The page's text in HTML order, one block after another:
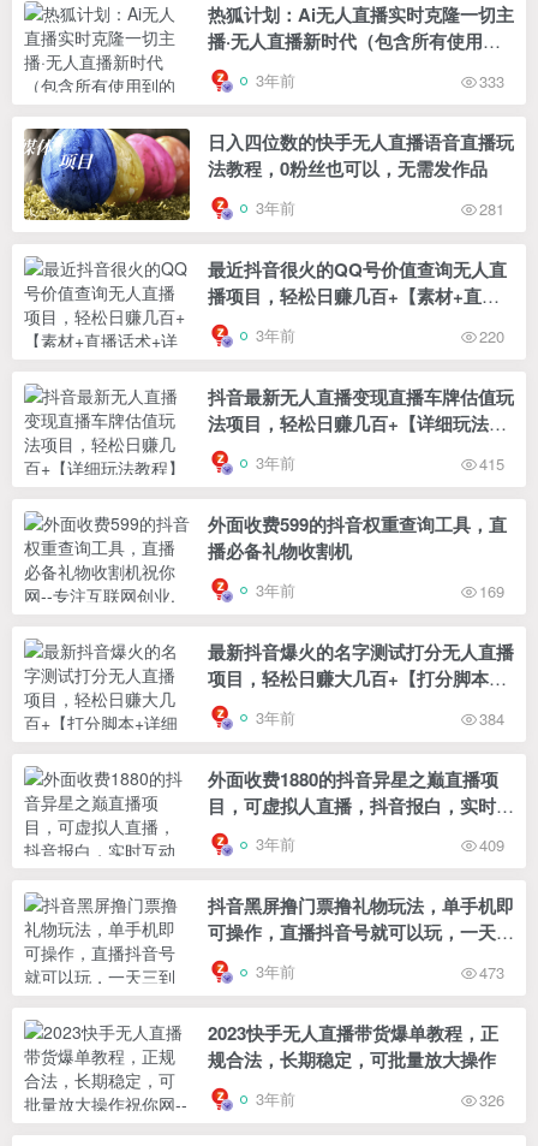
热狐计划：Ai无人直播实时克隆一切主
播·无人直播新时代（包含所有使用到
的软件）3年前 333
日入四位数的快手无人直播语音直播玩
法教程，0粉丝也可以，无需发作品
3年前 281
最近抖音很火的QQ号价值查询无人直
播项目，轻松日赚几百+【素材+直播
话术+详细视频教程】
3年前 220
抖音最新无人直播变现直播车牌估值玩
法项目，轻松日赚几百+【详细玩法教
程】
3年前 415
外面收费599的抖音权重查询工具，直
播必备礼物收割机
3年前 169
最新抖音爆火的名字测试打分无人直播
项目，轻松日赚大几百+【打分脚本
+详细教程】
3年前 384
外面收费1880的抖音异星之巅直播项
目，可虚拟人直播，抖音报白，实时互
动直播【软件+详细教程】
3年前 409
抖音黑屏撸门票撸礼物玩法，单手机即
可操作，直播抖音号就可以玩，一天三
到四位数3年前 473
2023快手无人直播带货爆单教程，正
规合法，长期稳定，可批量放大操作
3年前 326